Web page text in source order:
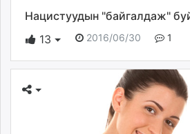
Нацистуудын "байгалдаж"
13
2016/06/30 1